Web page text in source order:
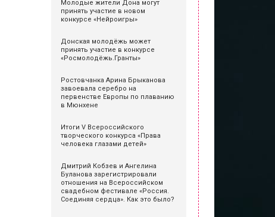
Молодые жители Дона могут
принять участие в новом
конкурсе «Нейроигры»
Донская молодёжь может
принять участие в конкурсе
«Росмолодёжь.Гранты»
Ростовчанка Арина Брыканова
завоевала серебро на
первенстве Европы по плаванию
в Мюнхене
Итоги V Всероссийского
творческого конкурса «Права
человека глазами детей»
Дмитрий Кобзев и Ангелина
Буланова зарегистрировали
отношения на Всероссийском
свадебном фестивале «Россия.
Соединяя сердца». Как это было?